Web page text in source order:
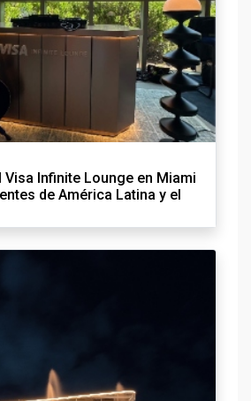
Visa Infinite Lounge en Miami
de América Latina y el